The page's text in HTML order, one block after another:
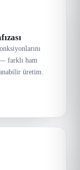
farklı ham
üretim.